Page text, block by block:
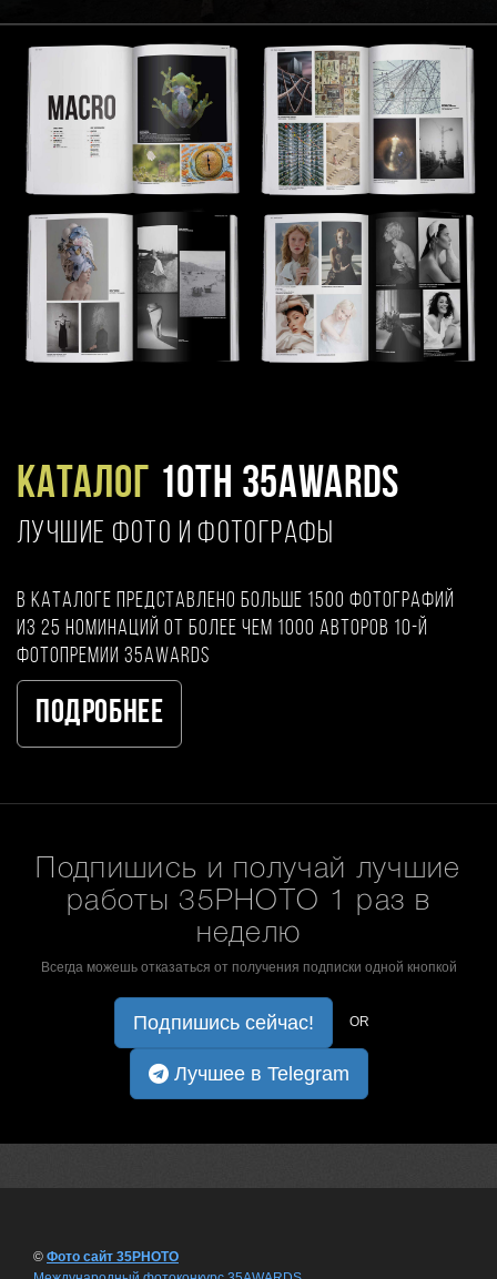
Каталог 10TH 35AWARDS
ЛУЧШИЕ ФОТО И ФОТОГРАФЫ
В каталоге представлено больше 1500 фотографий
из 25 номинаций от более чем 1000 авторов 10-й
фотопремии 35AWARDS
Подробнее
Подпишись и получай лучшие
работы 35PHOTO 1 раз в
неделю
Всегда можешь отказаться от получения подписки одной кнопкой
Подпишись сейчас! OR
Лучшее в Telegram
© Фото сайт 35PHOTO